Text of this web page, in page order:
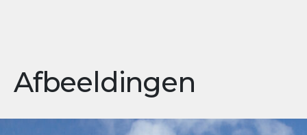
Afbeeldingen